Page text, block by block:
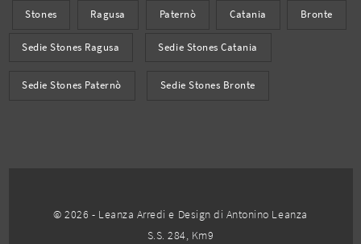
Stones Ragusa Paternò Catania Bronte
Sedie Stones Ragusa Sedie Stones Catania
Sedie Stones Paternò Sedie Stones Bronte
© 2026 - Leanza Arredi e Design di Antonino Leanza
S.S. 284, Km9